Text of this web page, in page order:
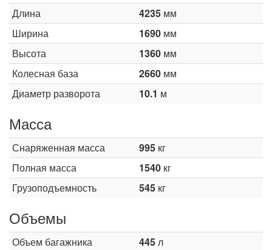
Длина 4235 мм
Ширина
1690 мм
Высота
1360 мм
Колесная база
2660 мм
Диаметр разворота
10.1 м
Масса
Снаряженная масса 995 кг
Полная масса
1540 кг
Грузоподъемность
545 кг
Объемы
Объем багажника 445л